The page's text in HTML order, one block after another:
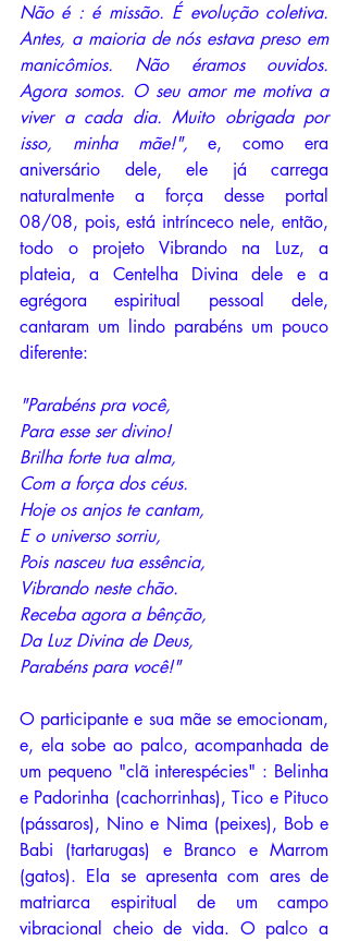
Não é : é missão. É evolução coletiva.
Antes, a maioria de nós estava preso em
manicômios. Não éramos ouvidos.
Agora somos. O seu amor me motiva a
viver a cada dia. Muito obrigada por
isso, minha mãe!", e, como era
aniversário dele, ele já carrega
naturalmente a força desse portal
08/08, pois, está intrínceco nele, então,
todo o projeto Vibrando na Luz, a
plateia, a Centelha Divina dele e a
egrégora espiritual pessoal dele,
cantaram um lindo parabéns um pouco
diferente:
"Parabéns pra você,
Para esse ser divino!
Brilha forte tua alma,
Com a força dos céus.
Hoje os anjos te cantam,
E o universo sorriu,
Pois nasceu tua essência,
Vibrando neste chão.
Receba agora a bênção,
Da Luz Divina de Deus,
Parabéns para você!"
O participante e sua mãe se emocionam,
e, ela sobe ao palco, acompanhada de
um pequeno "clã interespécies" : Belinha
e Padorinha (cachorrinhas), Tico e Pituco
(pássaros), Nino e Nima (peixes), Bob e
Babi (tartarugas) e Branco e Marrom
(gatos). Ela se apresenta com ares de
matriarca espiritual de um campo
vibracional cheio de vida. O palco a